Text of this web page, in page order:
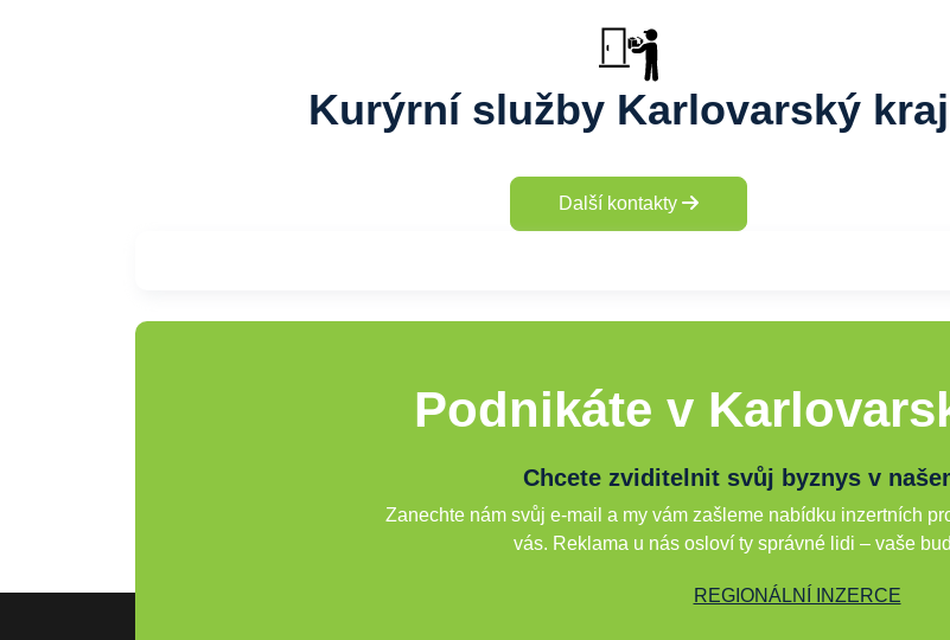
Kurýrní služby Karlovarský kraj
Další kontakty
Podnikáte v
Chcete zviditelnit svůj byznys v
Zanechte nám svůj e-mail a my vám zašleme nabídku inzertních
vás. Reklama u nás osloví ty správné lidi – vaše
REGIONÁLNÍ INZERCE